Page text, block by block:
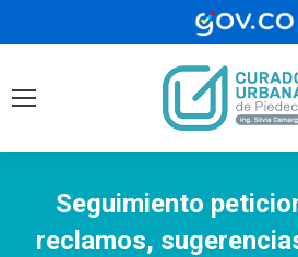
Seguimiento
reclamos,